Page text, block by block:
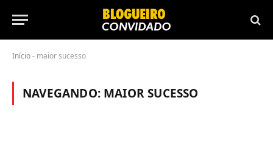
Início- maior sucesso
NAVEGANDO: MAIOR SUCESSO